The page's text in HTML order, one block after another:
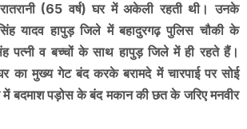
रातरानी (65 वर्ष) घर में अकेली रहती थी। उनके
यादव हापुड़ जिले में बहादुरगढ़ पुलिस चौकी के
पत्नी व बच्चों के साथ हापुड़ जिले में ही रहते हैं।
घर का मुख्य गेट बंद करके बरामदे में चारपाई पर सोई
में बदमाश पड़ोस के बंद मकान की छत के जरिए मनवीर